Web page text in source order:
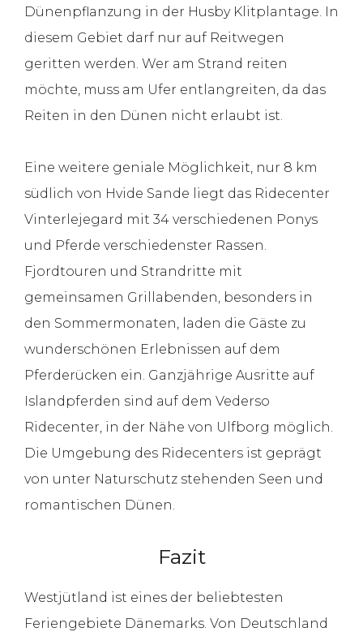
Dünenpflanzung in der Husby Klitplantage. In
diesem Gebiet darf nur auf Reitwegen
geritten werden. Wer am Strand reiten
möchte, muss am Ufer entlangreiten, da das
Reiten in den Dünen nicht erlaubt ist.
Eine weitere geniale Möglichkeit, nur 8 km
südlich von Hvide Sande liegt das Ridecenter
Vinterlejegard mit 34 verschiedenen Ponys
und Pferde verschiedenster Rassen.
Fjordtouren und Strandritte mit
gemeinsamen Grillabenden, besonders in
den Sommermonaten, laden die Gäste zu
wunderschönen Erlebnissen auf dem
Pferderücken ein. Ganzjährige Ausritte auf
Islandpferden sind auf dem Vederso
Ridecenter, in der Nähe von Ulfborg möglich.
Die Umgebung des Ridecenters ist geprägt
von unter Naturschutz stehenden Seen und
romantischen Dünen.
Fazit
Westjütland ist eines der beliebtesten
Feriengebiete Dänemarks. Von Deutschland